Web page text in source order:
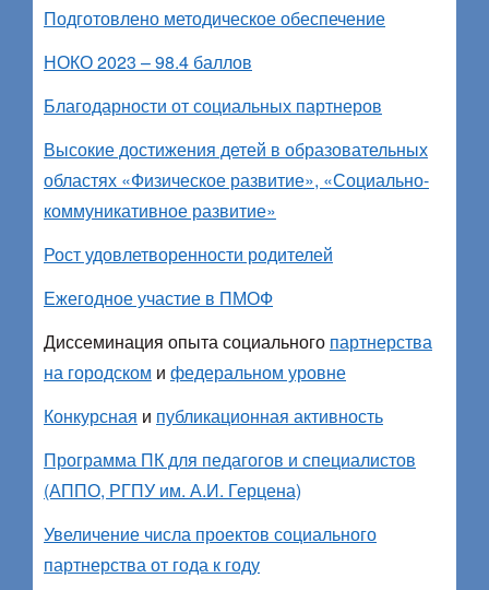
Подготовлено методическое обеспечение
НОКО 2023 – 98.4 баллов
Благодарности от социальных партнеров
Высокие достижения детей в образовательных
областях «Физическое развитие», «Социально-
коммуникативное развитие»
Рост удовлетворенности родителей
Ежегодное участие в ПМОФ
Диссеминация опыта социального партнерства
на городском и федеральном уровне
Конкурсная и публикационная активность
Программа ПК для педагогов и специалистов
(АППО, РГПУ им. А.И. Герцена)
Увеличение числа проектов социального
партнерства от года к году